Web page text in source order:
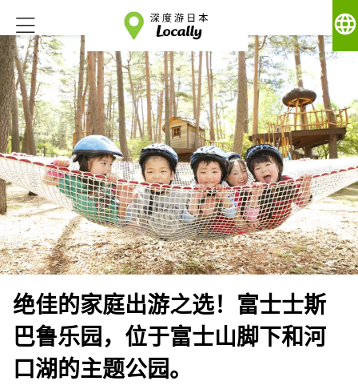
language
绝佳的家庭出游之选！富士士斯
巴鲁乐园，位于富士山脚下和河
口湖的主题公园。